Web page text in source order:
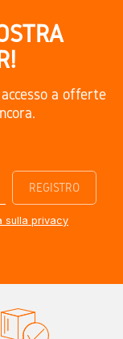
a offerte
sulla privacy